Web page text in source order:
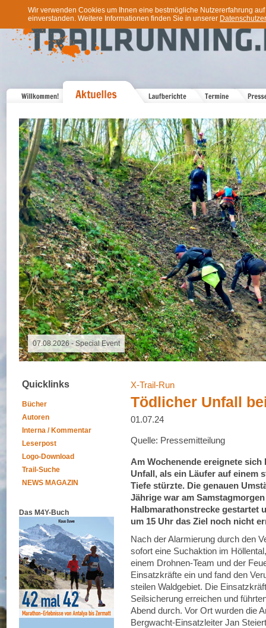
Wir verwenden Cookies um Ihnen eine bestmögliche Nutzererfahrung
einverstanden. Weitere Informationen finden Sie in unserer
07.08.2026 - Special Event
Quicklinks
Bücher
Autoren
Interna / Kommentar
Leserpost
Logo-Download
Trail-Suche
NEWS MAGAZIN
Das M4Y-Buch
X-Trail-Run
Tödlicher Unfall
01.07.24
Quelle: Pressemitteilung
Am Wochenende ereignete
Unfall, als ein Läufer auf einem
Tiefe stürzte. Die genauen
Jährige war am
Halbmarathonstrecke gestartet
um 15 Uhr das Ziel noch nicht
Nach der Alarmierung durch den
sofort eine Suchaktion im
einem Drohnen-Team und der
Einsatzkräfte ein und fand den
steilen Waldgebiet. Die
Seilsicherung erreichen und
Abend durch. Vor Ort wurden die
Bergwacht-Einsatzleiter Jan